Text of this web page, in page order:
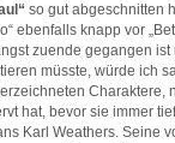
so gut abgeschnitten
ebenfalls knapp vor
zuende gegangen ist
müsste, würde ich
Charaktere,
hat, bevor sie immer
Karl Weathers. Seine